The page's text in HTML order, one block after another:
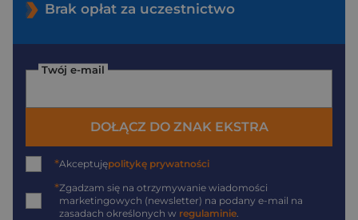
Brak opłat za uczestnictwo
Twój e-mail
DOŁĄCZ DO ZNAK EKSTRA
*Akceptujępolitykę prywatności
*Zgadzam się na otrzymywanie wiadomości
marketingowych (newsletter) na podany e-mail na
zasadach określonych w regulaminie.